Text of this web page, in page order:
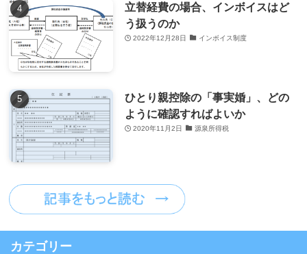
立替経費の場合、インボイスはど
う扱うのか
2022年12月28日 インボイス制度
ひとり親控除の「事実婚」、どの
ように確認すればよいか
2020年11月2日 源泉所得税
カテゴリー